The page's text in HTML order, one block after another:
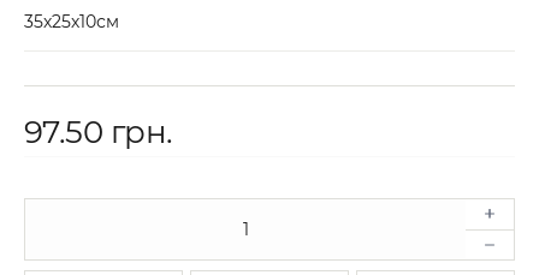
35х25х10см
97.50 грн.